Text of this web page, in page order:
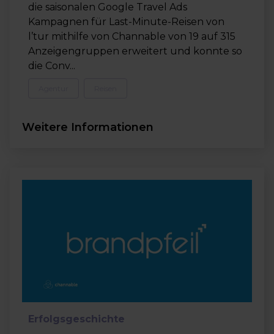
die saisonalen Google Travel Ads
Kampagnen für Last-Minute-Reisen von
l’tur mithilfe von Channable von 19 auf 315
Anzeigengruppen erweitert und konnte so
die Conv...
Weitere Informationen
Erfolgsgeschichte